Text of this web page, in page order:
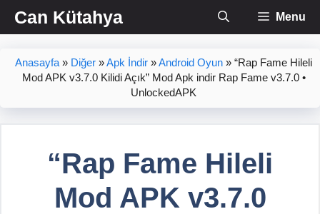
İçeriğe
atlaCan Kütahya Menu
Anasayfa » Diğer »Apk İndir »Android Oyun » “Rap Fame Hileli
Mod APK v3.7.0 Kilidi Açık” Mod Apk indir Rap Fame v3.7.0 •
UnlockedAPK
“Rap Fame Hileli
Mod APK v3.7.0